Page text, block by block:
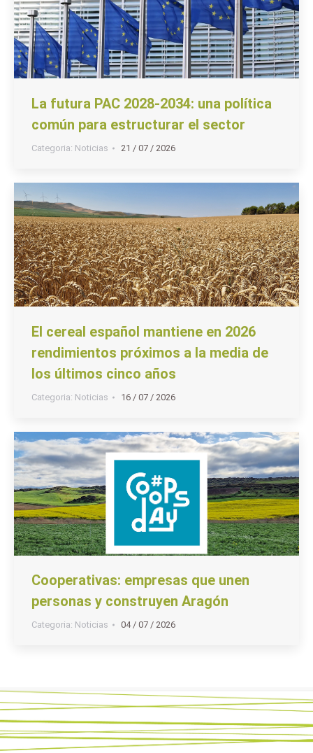
La futura PAC 2028-2034: una política
común para estructurar el sector
Categoria: Noticias 21 / 07 / 2026
El cereal español mantiene en 2026
rendimientos próximos a la media de
los últimos cinco años
Categoria: Noticias 16 / 07 / 2026
Cooperativas: empresas que unen
personas y construyen Aragón
Categoria: Noticias 04 / 07 / 2026